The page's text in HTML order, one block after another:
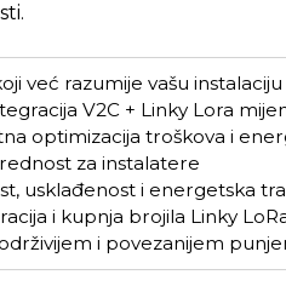
već razumije vašu instalaciju
V2C + Linky Lora
optimizacija troškova i
za instalatere
usklađenost i energetska
i kupnja brojila Linky
i povezanijem